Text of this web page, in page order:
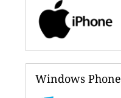
Windows Phone